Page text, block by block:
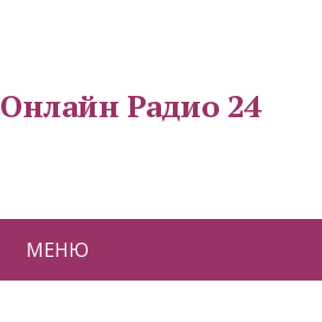
Онлайн Радио 24
МЕНЮ